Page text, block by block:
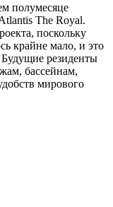
полумесяце
The Royal.
поскольку
крайне мало, и это
резиденты
бассейнам,
мирового